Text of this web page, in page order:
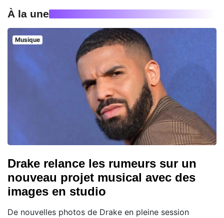
À la une
Musique
Drake relance les rumeurs sur un
nouveau projet musical avec des
images en studio
De nouvelles photos de Drake en pleine session